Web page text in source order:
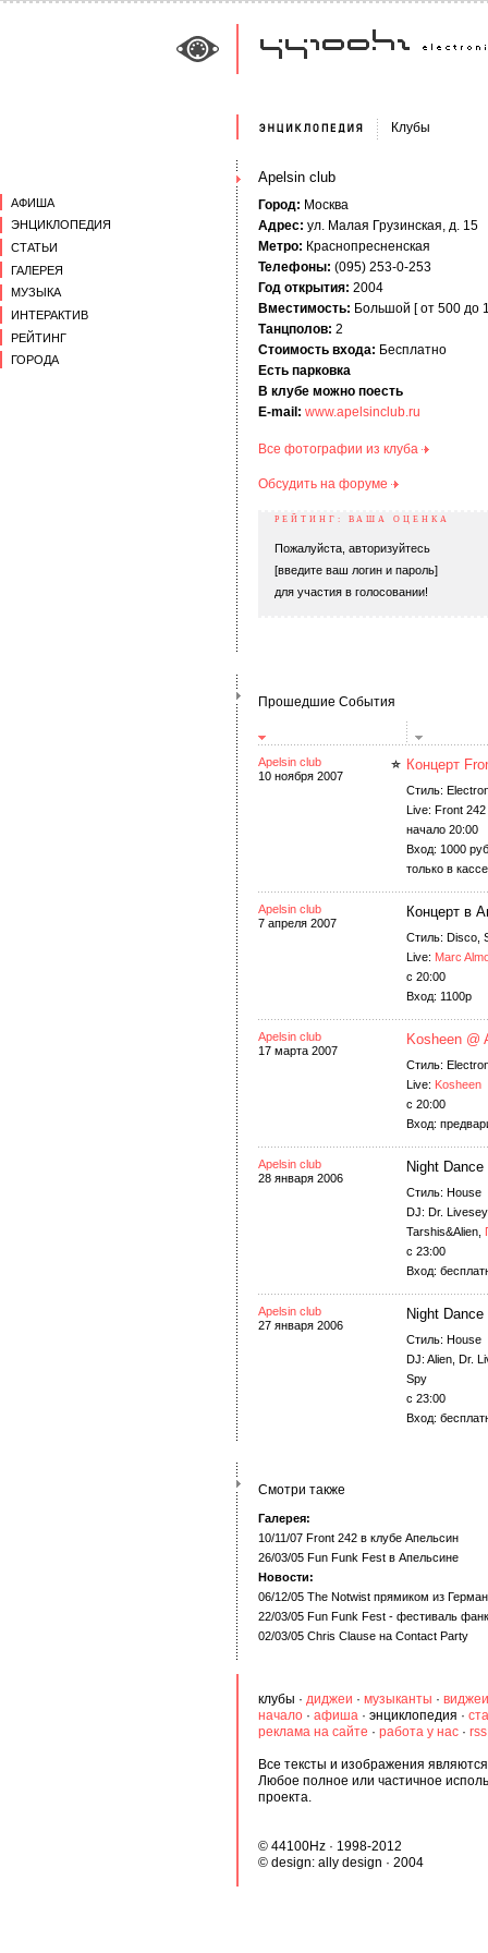
АФИША
ЭНЦИКЛОПЕДИЯ
СТАТЬИ
ГАЛЕРЕЯ
МУЗЫКА
ИНТЕРАКТИВ
РЕЙТИНГ
ГОРОДА
Клубы
Apelsin club
Город: Москва
Адрес: ул. Малая Грузинская, д. 15
Метро: Краснопресненская
Телефоны: (095) 253-0-253
Год открытия: 2004
Вместимость: Большой [ от 500 до
Танцполов: 2
Стоимость входа: Бесплатно
Есть парковка
В клубе можно поесть
E-mail: www.apelsinclub.ru
Все фотографии из клуба
Обсудить на форуме
РЕЙТИНГ: ВАША ОЦЕНКА
Пожалуйста, авторизуйтесь
[введите ваш логин и пароль]
для участия в голосовании!
Прошедшие События
Apelsin club
10 ноября 2007
Концерт
Стиль:
Live: Front 242
начало 20:00
Вход: 1000
только в
Apelsin club
7 апреля 2007
Концерт в
Стиль: Disco,
Live: Marc
c 20:00
Вход: 1100р
Apelsin club
17 марта 2007
Kosheen @
Стиль:
Live: Kosheen
c 20:00
Вход:
Apelsin club
28 января 2006
Night Dance
Стиль: House
DJ: Dr.
Tarshis&Alien,
c 23:00
Вход:
Apelsin club
27 января 2006
Night Dance
Стиль: House
DJ: Alien, Dr.
Spy
c 23:00
Вход:
Смотри также
Галерея:
10/11/07 Front 242 в клубе Апельсин
26/03/05 Fun Funk Fest в Апельсине
Новости:
06/12/05 The Notwist прямиком из
22/03/05 Fun Funk Fest - фестиваль
02/03/05 Chris Clause на Contact Party
клубы · диджеи · музыканты · виджеи
начало · афиша · энциклопедия ·
реклама на сайте · работа у нас ·
Все тексты и изображения
Любое полное или частичное
проекта.
© 44100Hz · 1998-2012
© design: ally design · 2004